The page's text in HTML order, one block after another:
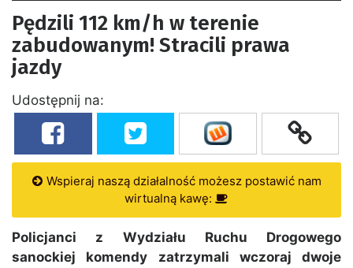
Pędzili 112 km/h w terenie
zabudowanym! Stracili prawa
jazdy
Udostępnij na:
Wspieraj naszą działalność możesz postawić nam
wirtualną kawę:
Policjanci z Wydziału Ruchu Drogowego
sanockiej komendy zatrzymali wczoraj dwoje